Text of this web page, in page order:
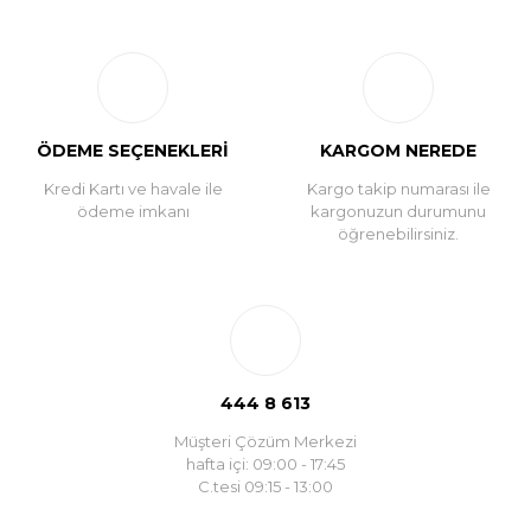
ÖDEME SEÇENEKLERİ
Kredi Kartı ve havale ile
ödeme imkanı
KARGOM NEREDE
Kargo takip numarası ile
kargonuzun durumunu
öğrenebilirsiniz.
444 8 613
Müşteri Çözüm Merkezi
hafta içi: 09:00 - 17:45
C.tesi 09:15 - 13:00